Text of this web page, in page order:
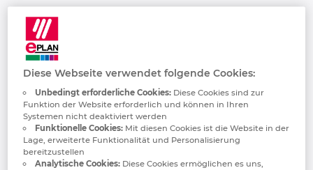
Rittal GmbH & Co. KG
Schneller – besser – überall
Bulgarien
Chile
China
China Taiwan
Dänemark
Diese Webseite verwendet folgende Cookies:
Unbedingt erforderliche Cookies:Diese Cookies sind zur
Funktion der Website erforderlich und können in Ihren
Systemen nicht deaktiviert werden
Funktionelle Cookies:Mit diesen Cookies ist die Website in der
Lage, erweiterte Funktionalität und Personalisierung
bereitzustellen
Analytische Cookies:Diese Cookies ermöglichen es uns,